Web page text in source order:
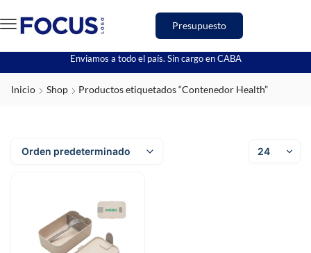
Presupuesto
Enviamos a todo el país. Sin cargo en CABA
Inicio Shop Productos etiquetados “Contenedor Health”